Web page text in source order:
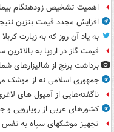
اهمیت تشخیص زودهنگام
افزایش مجدد قیمت بنزین
به یاد آن روز که به زیارت
قیمت گاز در اروپا به بالاترین سطح
برداشت برنج از شالیزارهای
جمهوری اسلامی نه از موشک
ناگفته‌هایی از آمپول های
کشورهای عربی از رویارویی و
تجهیز موشکهای سپاه به